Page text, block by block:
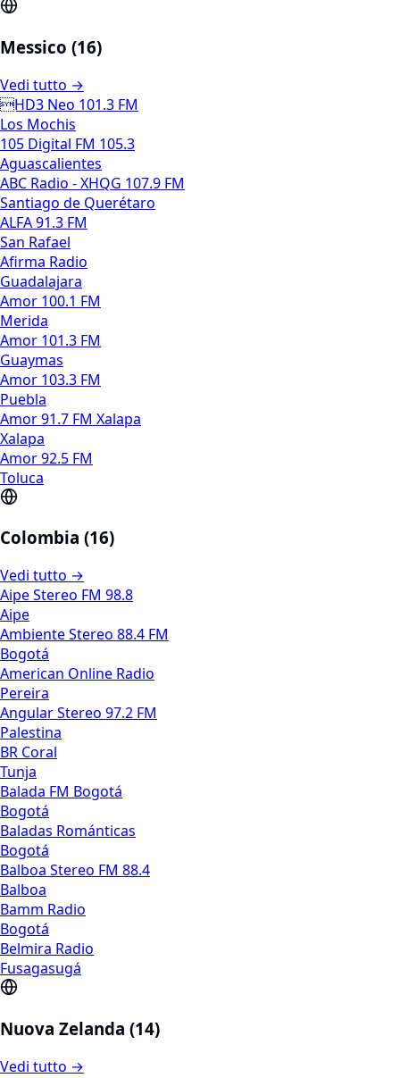
Messico (16)
Vedi tutto →
HD3 Neo 101.3 FM
Los Mochis
105 Digital FM 105.3
Aguascalientes
ABC Radio - XHQG 107.9 FM
Santiago de Querétaro
ALFA 91.3 FM
San Rafael
Afirma Radio
Guadalajara
Amor 100.1 FM
Merida
Amor 101.3 FM
Guaymas
Amor 103.3 FM
Puebla
Amor 91.7 FM Xalapa
Xalapa
Amor 92.5 FM
Toluca
Colombia (16)
Vedi tutto →
Aipe Stereo FM 98.8
Aipe
Ambiente Stereo 88.4 FM
Bogotá
American Online Radio
Pereira
Angular Stereo 97.2 FM
Palestina
BR Coral
Tunja
Balada FM Bogotá
Bogotá
Baladas Románticas
Bogotá
Balboa Stereo FM 88.4
Balboa
Bamm Radio
Bogotá
Belmira Radio
Fusagasugá
Nuova Zelanda (14)
Vedi tutto →